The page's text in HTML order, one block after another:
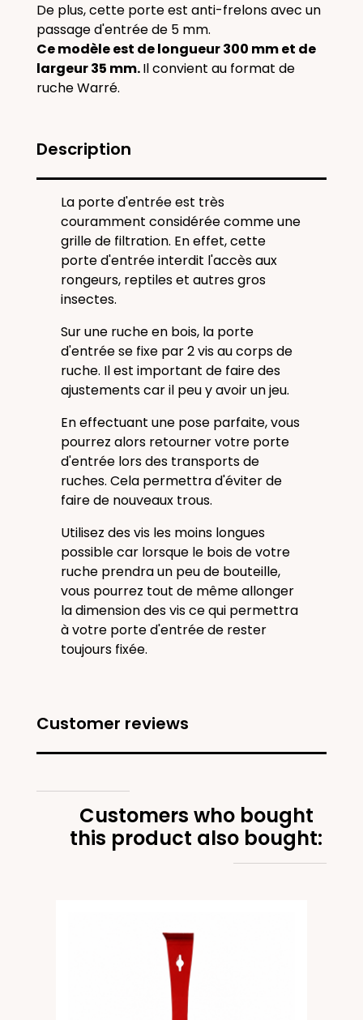
De plus, cette porte est anti-frelons avec un
passage d'entrée de 5 mm.
Ce modèle est de longueur 300 mm et de
largeur 35 mm.Il convient au format de
ruche Warré.
Description
La porte d'entrée est très
couramment considérée comme une
grille de filtration. En effet,cette
porte d'entrée interdit l'accès aux
rongeurs, reptiles et autres gros
insectes.
Sur une ruche en bois, la porte
d'entrée se fixe par 2 vis au corps de
ruche. Il est important de faire des
ajustements car il peu y avoir un jeu.
En effectuant une pose parfaite, vous
pourrez alors retourner votre porte
d'entrée lors des transports de
ruches. Cela permettra d'éviter de
faire de nouveaux trous.
Utilisez des vis les moins longues
possible car lorsque le bois de votre
ruche prendra un peu de bouteille,
vous pourrez tout de même allonger
la dimension des vis ce qui permettra
à votre porte d'entrée de rester
toujours fixée.
Customer reviews
Customers who bought
this product also bought: